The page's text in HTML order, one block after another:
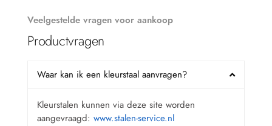
Veelgestelde vragen voor aankoop
Productvragen
Waar kan ik een kleurstaal aanvragen?
Kleurstalen kunnen via deze site worden
aangevraagd: www.stalen-service.nl